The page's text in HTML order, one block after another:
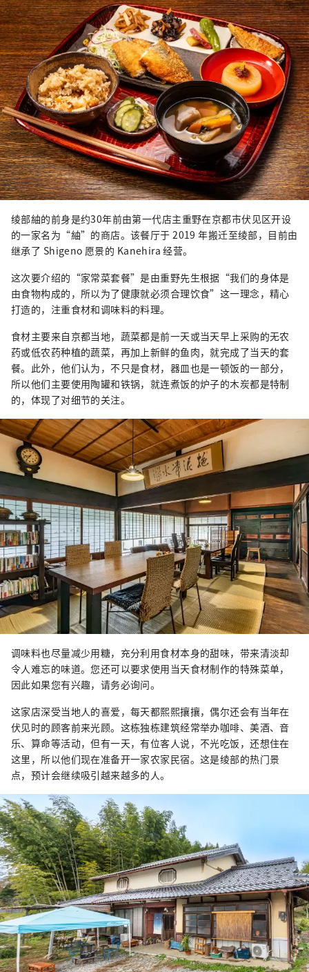
绫部紬的前身是约30年前由第一代店主重野在京都市伏见区开设
的一家名为“紬”的商店。该餐厅于 2019 年搬迁至绫部，目前由
继承了 Shigeno 愿景的 Kanehira 经营。
这次要介绍的“家常菜套餐”是由重野先生根据“我们的身体是
由食物构成的，所以为了健康就必须合理饮食”这一理念，精心
打造的，注重食材和调味料的料理。
食材主要来自京都当地，蔬菜都是前一天或当天早上采购的无农
药或低农药种植的蔬菜，再加上新鲜的鱼肉，就完成了当天的套
餐。此外，他们认为，不只是食材，器皿也是一顿饭的一部分，
所以他们主要使用陶罐和铁锅，就连煮饭的炉子的木炭都是特制
的，体现了对细节的关注。
调味料也尽量减少用糖，充分利用食材本身的甜味，带来清淡却
令人难忘的味道。您还可以要求使用当天食材制作的特殊菜单，
因此如果您有兴趣，请务必询问。
这家店深受当地人的喜爱，每天都熙熙攘攘，偶尔还会有当年在
伏见时的顾客前来光顾。这栋独栋建筑经常举办咖啡、美酒、音
乐、算命等活动，但有一天，有位客人说，不光吃饭，还想住在
这里，所以他们现在准备开一家农家民宿。这是绫部的热门景
点，预计会继续吸引越来越多的人。